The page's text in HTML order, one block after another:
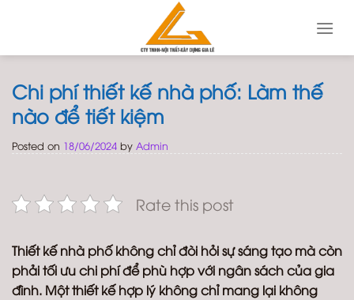
Chi phí thiết kế nhà phố: Làm thế
nào để tiết kiệm
Posted on 18/06/2024 by Admin
Rate this post
Thiết kế nhà phố không chỉ đòi hỏi sự sáng tạo mà còn
phải tối ưu chi phí để phù hợp với ngân sách của gia
đình. Một thiết kế hợp lý không chỉ mang lại không